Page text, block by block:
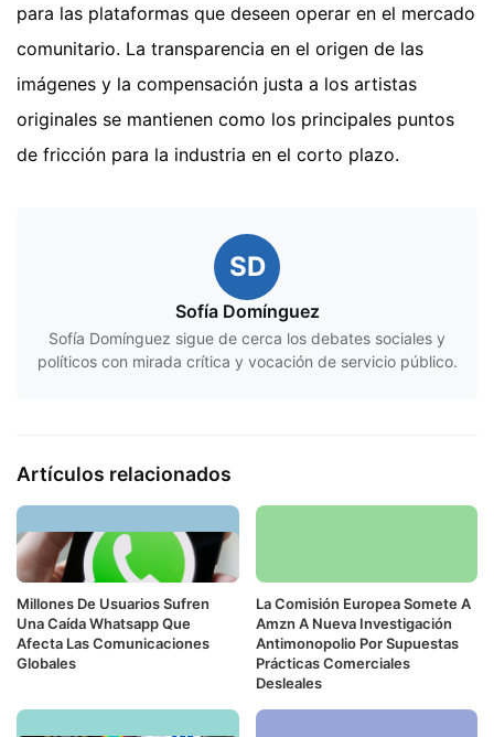
para las plataformas que deseen operar en el mercado
comunitario. La transparencia en el origen de las
imágenes y la compensación justa a los artistas
originales se mantienen como los principales puntos
de fricción para la industria en el corto plazo.
SD
Sofía Domínguez
Sofía Domínguez sigue de cerca los debates sociales y
políticos con mirada crítica y vocación de servicio público.
Artículos relacionados
Millones De Usuarios Sufren
Una Caída Whatsapp Que
Afecta Las Comunicaciones
Globales
La Comisión Europea Somete A
Amzn A Nueva Investigación
Antimonopolio Por Supuestas
Prácticas Comerciales
Desleales